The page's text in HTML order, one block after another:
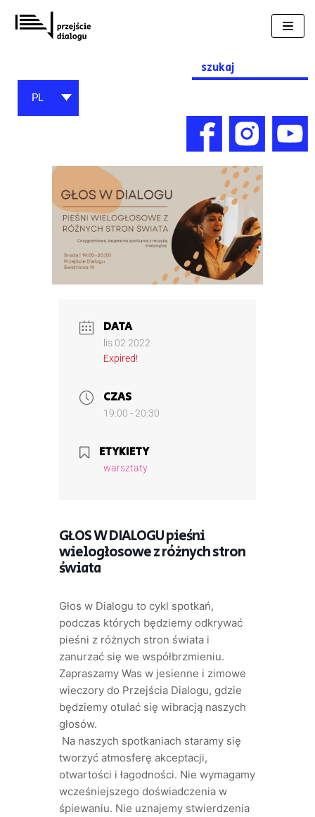
Przejdź
do
Search
for:
PL
DATA
lis 02 2022
Expired!
CZAS
19:00 - 20:30
ETYKIETY
warsztaty
GŁOS W DIALOGU pieśni
wielogłosowe z różnych stron
świata
Głos w Dialogu to cykl spotkań,
podczas których będziemy odkrywać
pieśni z różnych stron świata i
zanurzać się we współbrzmieniu.
Zapraszamy Was w jesienne i zimowe
wieczory do Przejścia Dialogu, gdzie
będziemy otulać się wibracją naszych
głosów.
Na naszych spotkaniach staramy się
tworzyć atmosferę akceptacji,
otwartości i łagodności. Nie wymagamy
wcześniejszego doświadczenia w
śpiewaniu. Nie uznajemy stwierdzenia